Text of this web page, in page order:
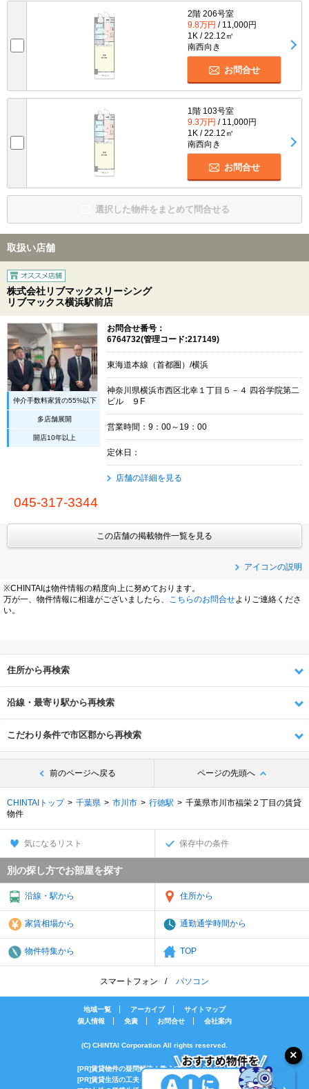
2階 206号室
9.8万円 / 11,000円
1K / 22.12㎡
南西向き
お問合せ
1階 103号室
9.3万円 / 11,000円
1K / 22.12㎡
南西向き
お問合せ
選択した物件をまとめて問合せる
取扱い店舗
株式会社リブマックスリーシング
リブマックス横浜駅前店
仲介手数料家賃の55%以下
多店舗展開
開店10年以上
お問合せ番号：
6764732(管理コード:217149)
東海道本線（首都圏）/横浜
神奈川県横浜市西区北幸１丁目５－４ 四谷学院第二
ビル ９F
営業時間：9：00～19：00
定休日：
店舗の詳細を見る
045-317-3344
この店舗の掲載物件一覧を見る
アイコンの説明
※CHINTAIは物件情報の精度向上に努めております。
万が一、物件情報に相違がございましたら、
こちらのお問合せよりご連絡くださ
い。
住所から再検索
沿線・最寄り駅から再検索
こだわり条件で市区郡から再検索
前のページへ戻る ページの先頭へ
CHINTAIトップ 千葉県 市川市 行徳駅
千葉県市川市福栄２丁目の賃貸
物件
気になるリスト 保存中の条件
別の探し方でお部屋を探す
沿線・駅から 住所から
家賃相場から 通勤通学時間から
物件特集から TOP
スマートフォン パソコン
地域一覧 アーカイブ
サイトマップ
個人情報
免責 お問合せ 会社案内
(C) CHINTAI Corporation All rights reserved.
[PR]賃貸物件の疑問解決！教えてエイブルAGENT
[PR]賃貸生活の工夫を紹介！CHINTAI情報局